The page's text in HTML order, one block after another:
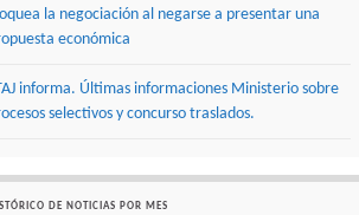
la negociación al negarse a presentar una
económica
informa. Últimas informaciones Ministerio sobre
selectivos y concurso traslados.
DE NOTICIAS POR MES